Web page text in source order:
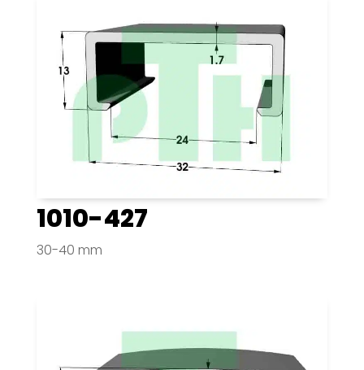
1010-427
30-40 mm